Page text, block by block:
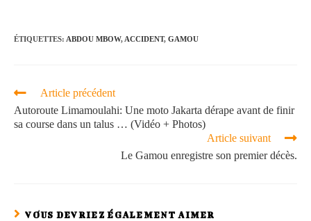
ÉTIQUETTES: ABDOU MBOW, ACCIDENT, GAMOU
Article précédent
Autoroute Limamoulahi: Une moto Jakarta dérape avant de finir
sa course dans un talus … (Vidéo + Photos)
Article suivant
Le Gamou enregistre son premier décès.
VOUS DEVRIEZ ÉGALEMENT AIMER